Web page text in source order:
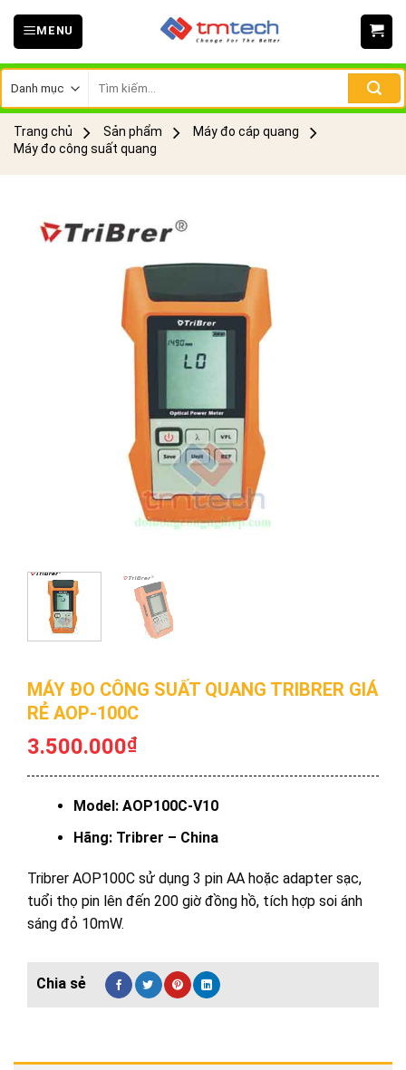
Skip
MENU
kiếm:
Trang chủ Sản phẩm
Máy đo cáp quang
Máy đo công suất quang
MÁY ĐO CÔNG SUẤT QUANG TRIBRER GIÁ
RẺ AOP-100C
3.500.000₫
Model: AOP100C-V10
Hãng: Tribrer – China
Tribrer AOP100C sử dụng 3 pin AA hoặc adapter sạc,
tuổi thọ pin lên đến 200 giờ đồng hồ, tích hợp soi ánh
sáng đỏ 10mW.